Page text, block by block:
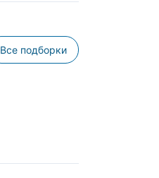
Все подборки